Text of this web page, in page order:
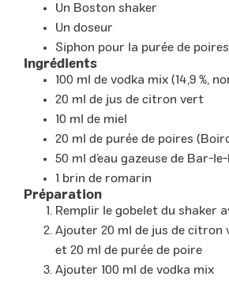
Un Boston shaker
Un doseur
Siphon pour la purée de poires
Ingrédients
100 ml de vodka mix (14,9 %,
20 ml de jus de citron vert
10 ml de miel
20 ml de purée de poires
50 ml d’eau gazeuse de Bar-
1 brin de romarin
Préparation
Remplir le gobelet du shaker
Ajouter 20 ml de jus de citron
et 20 ml de purée de poire
Ajouter 100 ml de vodka mix